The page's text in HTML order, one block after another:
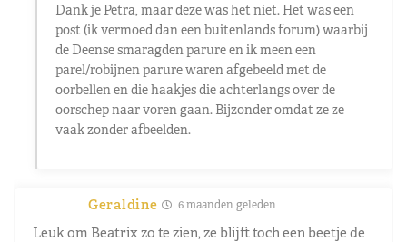
Dank je Petra, maar deze was het niet. Het was een
post (ik vermoed dan een buitenlands forum) waarbij
de Deense smaragden parure en ik meen een
parel/robijnen parure waren afgebeeld met de
oorbellen en die haakjes die achterlangs over de
oorschep naar voren gaan. Bijzonder omdat ze ze
vaak zonder afbeelden.
Geraldine 6 maanden geleden
Leuk om Beatrix zo te zien, ze blijft toch een beetje de